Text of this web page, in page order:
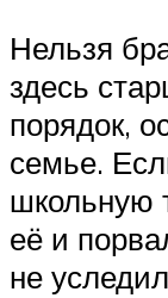
Нельзя
здесь
порядок,
семье.
школьную
её и
не